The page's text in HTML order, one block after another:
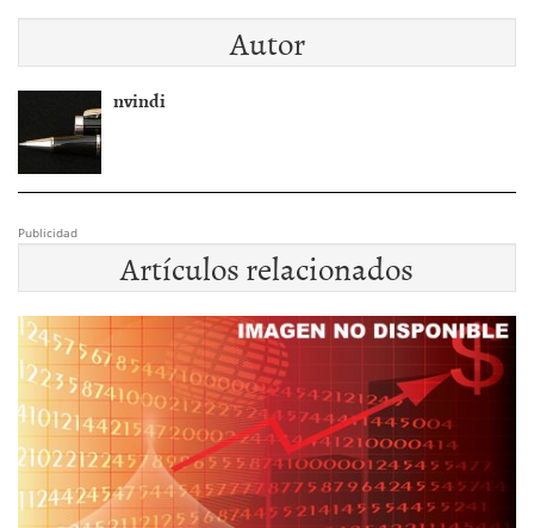
Autor
nvindi
Publicidad
Artículos relacionados